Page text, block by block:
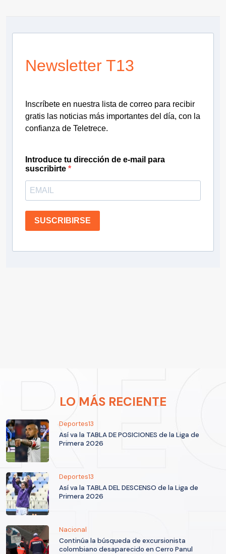
Newsletter T13
Inscríbete en nuestra lista de correo para recibir
gratis las noticias más importantes del día, con la
confianza de Teletrece.
Introduce tu dirección de e-mail para
suscribirte
SUSCRIBIRSE
LO MÁS RECIENTE
Deportes13
Así va la TABLA DE POSICIONES de la Liga de
Primera 2026
Deportes13
Así va la TABLA DEL DESCENSO de la Liga de
Primera 2026
Nacional
Continúa la búsqueda de excursionista
colombiano desaparecido en Cerro Panul